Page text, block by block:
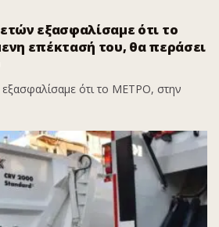
εξασφαλίσαμε ότι το
επέκτασή του, θα περάσει
ότι το ΜΕΤΡΟ, στην